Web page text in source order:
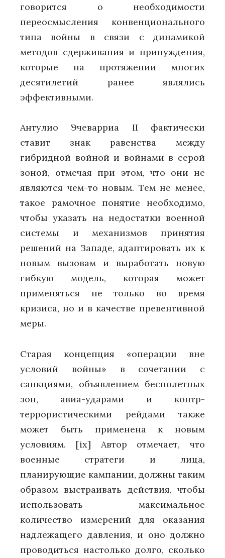
говорится о необходимости
переосмысления конвенционального
типа войны в связи с динамикой
методов сдерживания и принуждения,
которые на протяжении многих
десятилетий ранее являлись
эффективными.
Антулио Эчеварриа II фактически
ставит знак равенства между
гибридной войной и войнами в серой
зоной, отмечая при этом, что они не
являются чем-то новым. Тем не менее,
такое рамочное понятие необходимо,
чтобы указать на недостатки военной
системы и механизмов принятия
решений на Западе, адаптировать их к
новым вызовам и выработать новую
гибкую модель, которая может
применяться не только во время
кризиса, но и в качестве превентивной
меры.
Старая концепция «операции вне
условий войны» в сочетании с
санкциями, объявлением бесполетных
зон, авиа-ударами и контр-
террористическими рейдами также
может быть применена к новым
условиям. [ix] Автор отмечает, что
военные стратеги и лица,
планирующие кампании, должны таким
образом выстраивать действия, чтобы
использовать максимальное
количество измерений для оказания
надлежащего давления, и оно должно
проводиться настолько долго, сколько